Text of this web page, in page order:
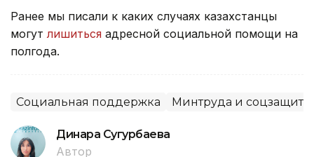
Ранее мы писали к каких случаях казахстанцы
могутлишиться адресной социальной помощи на
полгода.
Социальная поддержка Минтруда и
Динара Сугурбаева
Автор